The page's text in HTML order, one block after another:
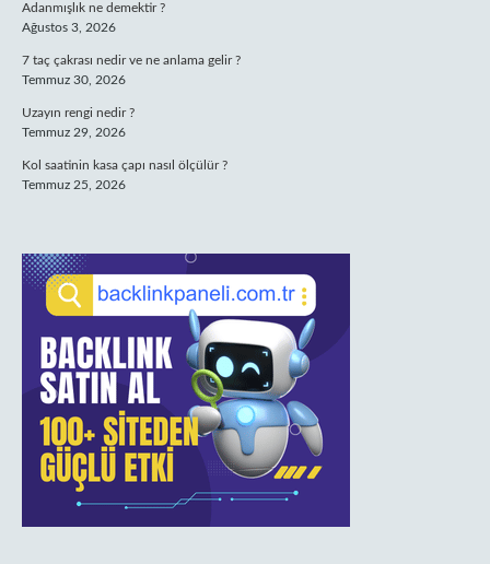
Adanmışlık ne demektir ?
Ağustos 3, 2026
7 taç çakrası nedir ve ne anlama gelir ?
Temmuz 30, 2026
Uzayın rengi nedir ?
Temmuz 29, 2026
Kol saatinin kasa çapı nasıl ölçülür ?
Temmuz 25, 2026